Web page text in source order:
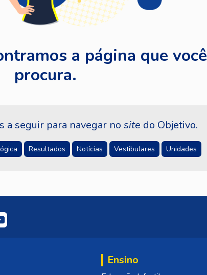
a página que você
procura.
a seguir para navegar no site do Objetivo.
Resultados Notícias Vestibulares Unidades
Ensino